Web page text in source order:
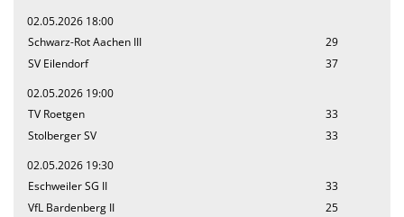
02.05.2026 18:00
Schwarz-Rot Aachen III
29
SV Eilendorf
37
02.05.2026 19:00
TV Roetgen
33
Stolberger SV
33
02.05.2026 19:30
Eschweiler SG II
33
VfL Bardenberg II
25